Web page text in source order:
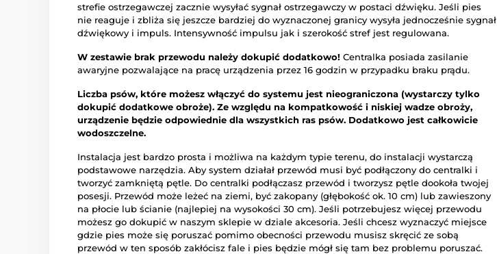
strefie ostrzegawczej zacznie wysyłać sygnał ostrzegawczy w postaci dźwięku. Jeśli pies
nie reaguje i zbliża się jeszcze bardziej do wyznaczonej granicy wysyła jednocześnie sygnał
dźwiękowy i impuls. Intensywność impulsu jak i szerokość stref jest regulowana.
W zestawie brak przewodu należy dokupić dodatkowo! Centralka posiada zasilanie
awaryjne pozwalające na pracę urządzenia przez 16 godzin w przypadku braku prądu.
Liczba psów, które możesz włączyć do systemu jest nieograniczona (wystarczy tylko
dokupić dodatkowe obroże). Ze względu na kompatkowość i niskiej wadze obroży,
urządzenie będzie odpowiednie dla wszystkich ras psów. Dodatkowo jest całkowicie
wodoszczelne.
Instalacja jest bardzo prosta i możliwa na każdym typie terenu, do instalacji wystarczą
podstawowe narzędzia. Aby system działał przewód musi być podłączony do centralki i
tworzyć zamkniętą pętle. Do centralki podłączasz przewód i tworzysz pętle dookoła twojej
posesji. Przewód może leżeć na ziemi, być zakopany (głębokość ok. 10 cm) lub zawieszony
na płocie lub ścianie (najlepiej na wysokości 30 cm). Jeśli potrzebujesz więcej przewodu
możesz go dokupić w naszym sklepie w dziale akcesoria. Jeśli chcesz wyznaczyć miejsce
gdzie pies może się poruszać pomimo obecności przewodu musisz skręcić ze sobą
przewód w ten sposób zakłócisz fale i pies będzie mógł się tam bez problemu poruszać.